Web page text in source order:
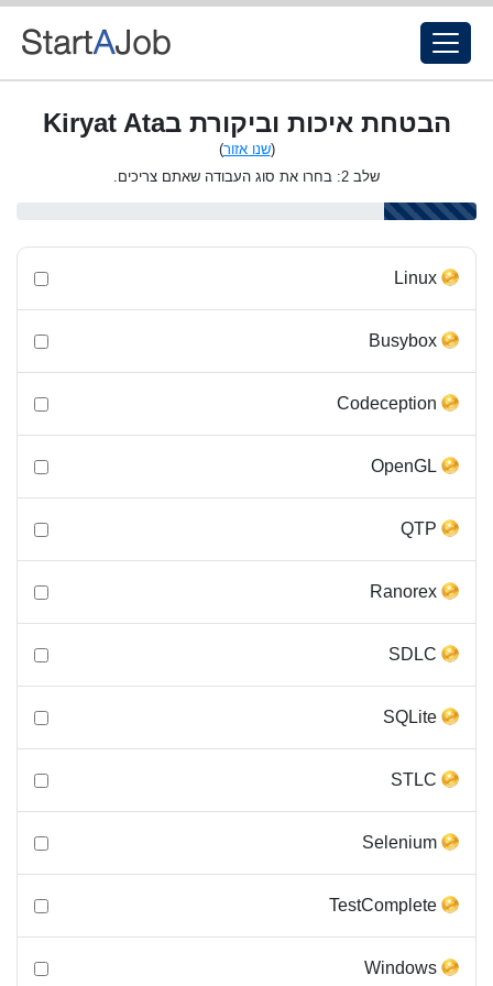
הבטחת איכות וביקורת בKiryat Ata
(שנו אזור)
שלב 2: בחרו את סוג העבודה שאתם צריכים.
Linux
Busybox
Codeception
OpenGL
QTP
Ranorex
SDLC
SQLite
STLC
Selenium
TestComplete
Windows